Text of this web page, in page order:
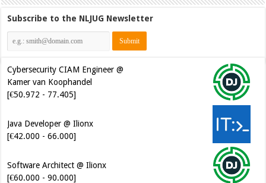
Subscribe to the NLJUG Newsletter
Cybersecurity CIAM Engineer @
Kamer van Koophandel
[€50.972 - 77.405]
Java Developer @ Ilionx
[€42.000 - 66.000]
Software Architect @ Ilionx
[€60.000 - 90.000]